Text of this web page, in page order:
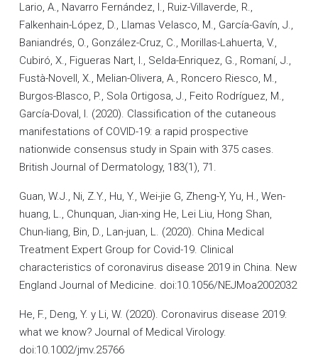
Lario, A., Navarro Fernández, I., Ruiz-Villaverde, R.,
Falkenhain-López, D., Llamas Velasco, M., García-Gavín, J.,
Baniandrés, O., González-Cruz, C., Morillas-Lahuerta, V.,
Cubiró, X., Figueras Nart, I., Selda-Enriquez, G., Romaní, J.,
Fustà-Novell, X., Melian-Olivera, A., Roncero Riesco, M.,
Burgos-Blasco, P., Sola Ortigosa, J., Feito Rodríguez, M.,
García-Doval, I. (2020). Classification of the cutaneous
manifestations of COVID-19: a rapid prospective
nationwide consensus study in Spain with 375 cases.
British Journal of Dermatology, 183(1), 71.
Guan, W.J., Ni, Z.Y., Hu, Y., Wei-jie G, Zheng-Y, Yu, H., Wen-
huang, L., Chunquan, Jian-xing He, Lei Liu, Hong Shan,
Chun-liang, Bin, D., Lan-juan, L. (2020). China Medical
Treatment Expert Group for Covid-19. Clinical
characteristics of coronavirus disease 2019 in China. New
England Journal of Medicine. doi:10.1056/NEJMoa2002032
He, F., Deng, Y. y Li, W. (2020). Coronavirus disease 2019:
what we know? Journal of Medical Virology.
doi:10.1002/jmv.25766